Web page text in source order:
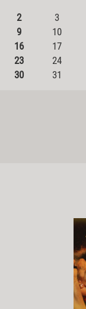
2
3
9
10
16
17
23
24
30
31